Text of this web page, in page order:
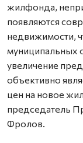
жилфонда,
появляются
недвижимости,
муниципальных
увеличение
объективно
цен на новое
председатель
Фролов.